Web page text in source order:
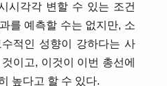
시각각 변할 수 있는 조건
를 예측할 수는 없지만, 소
적인 성향이 강하다는 사
이고, 이것이 이번 총선에
높다고 할 수 있다.